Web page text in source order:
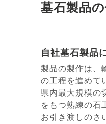
墓⽯製品
⾃社墓⽯製品
製品の製作は、
の⼯程を進めて
県内最⼤規模の
をもつ熟練の⽯
お引き渡しのさ